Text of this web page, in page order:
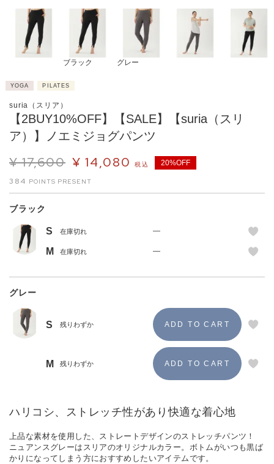
ブラック グレー
YOGA PILATES
suria（スリア）
【2BUY10%OFF】【SALE】【suria（スリ
ア）】ノエミジョグパンツ
¥ 17,600 ¥ 14,080 税込 20%OFF
384
ブラック
S 在庫切れ —
M 在庫切れ —
グレー
S 残りわずか
M 残りわずか
ハリコシ、ストレッチ性があり快適な着心地
上品な素材を使用した、ストレートデザインのストレッチパンツ！
ニュアンスグレーはスリアのオリジナルカラー。ボトムがいつも黒ば
かりになってしまう方におすすめしたいアイテムです。